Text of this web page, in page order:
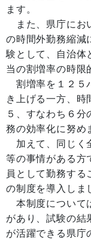
ます。
また、県庁にお
の時間外勤務縮減
験として、自治体
当の割増率の時限
割増率を１２５
き上げる一方、時
５、すなわち６
務の効率化に努め
加えて、同じく
等の事情がある方
員として勤務する
の制度を導入しま
本制度について
があり、試験の結
が活躍できる県庁